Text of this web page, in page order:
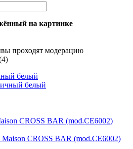
на картинке
проходят модерацию
белый
CROSS BAR (mod.CE6002)